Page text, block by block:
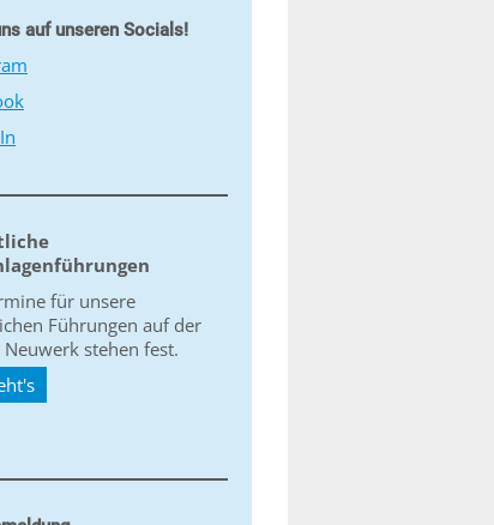
auf unseren Socials!
für unsere
Führungen auf der
Neuwerk stehen fest.